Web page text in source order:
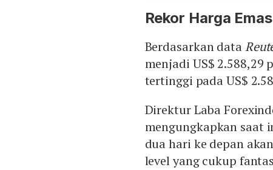
Rekor Harga Emas
Berdasarkan data
menjadi US$ 2.588,29
tertinggi pada US$
Direktur Laba
mengungkapkan saat
dua hari ke depan
level yang cukup